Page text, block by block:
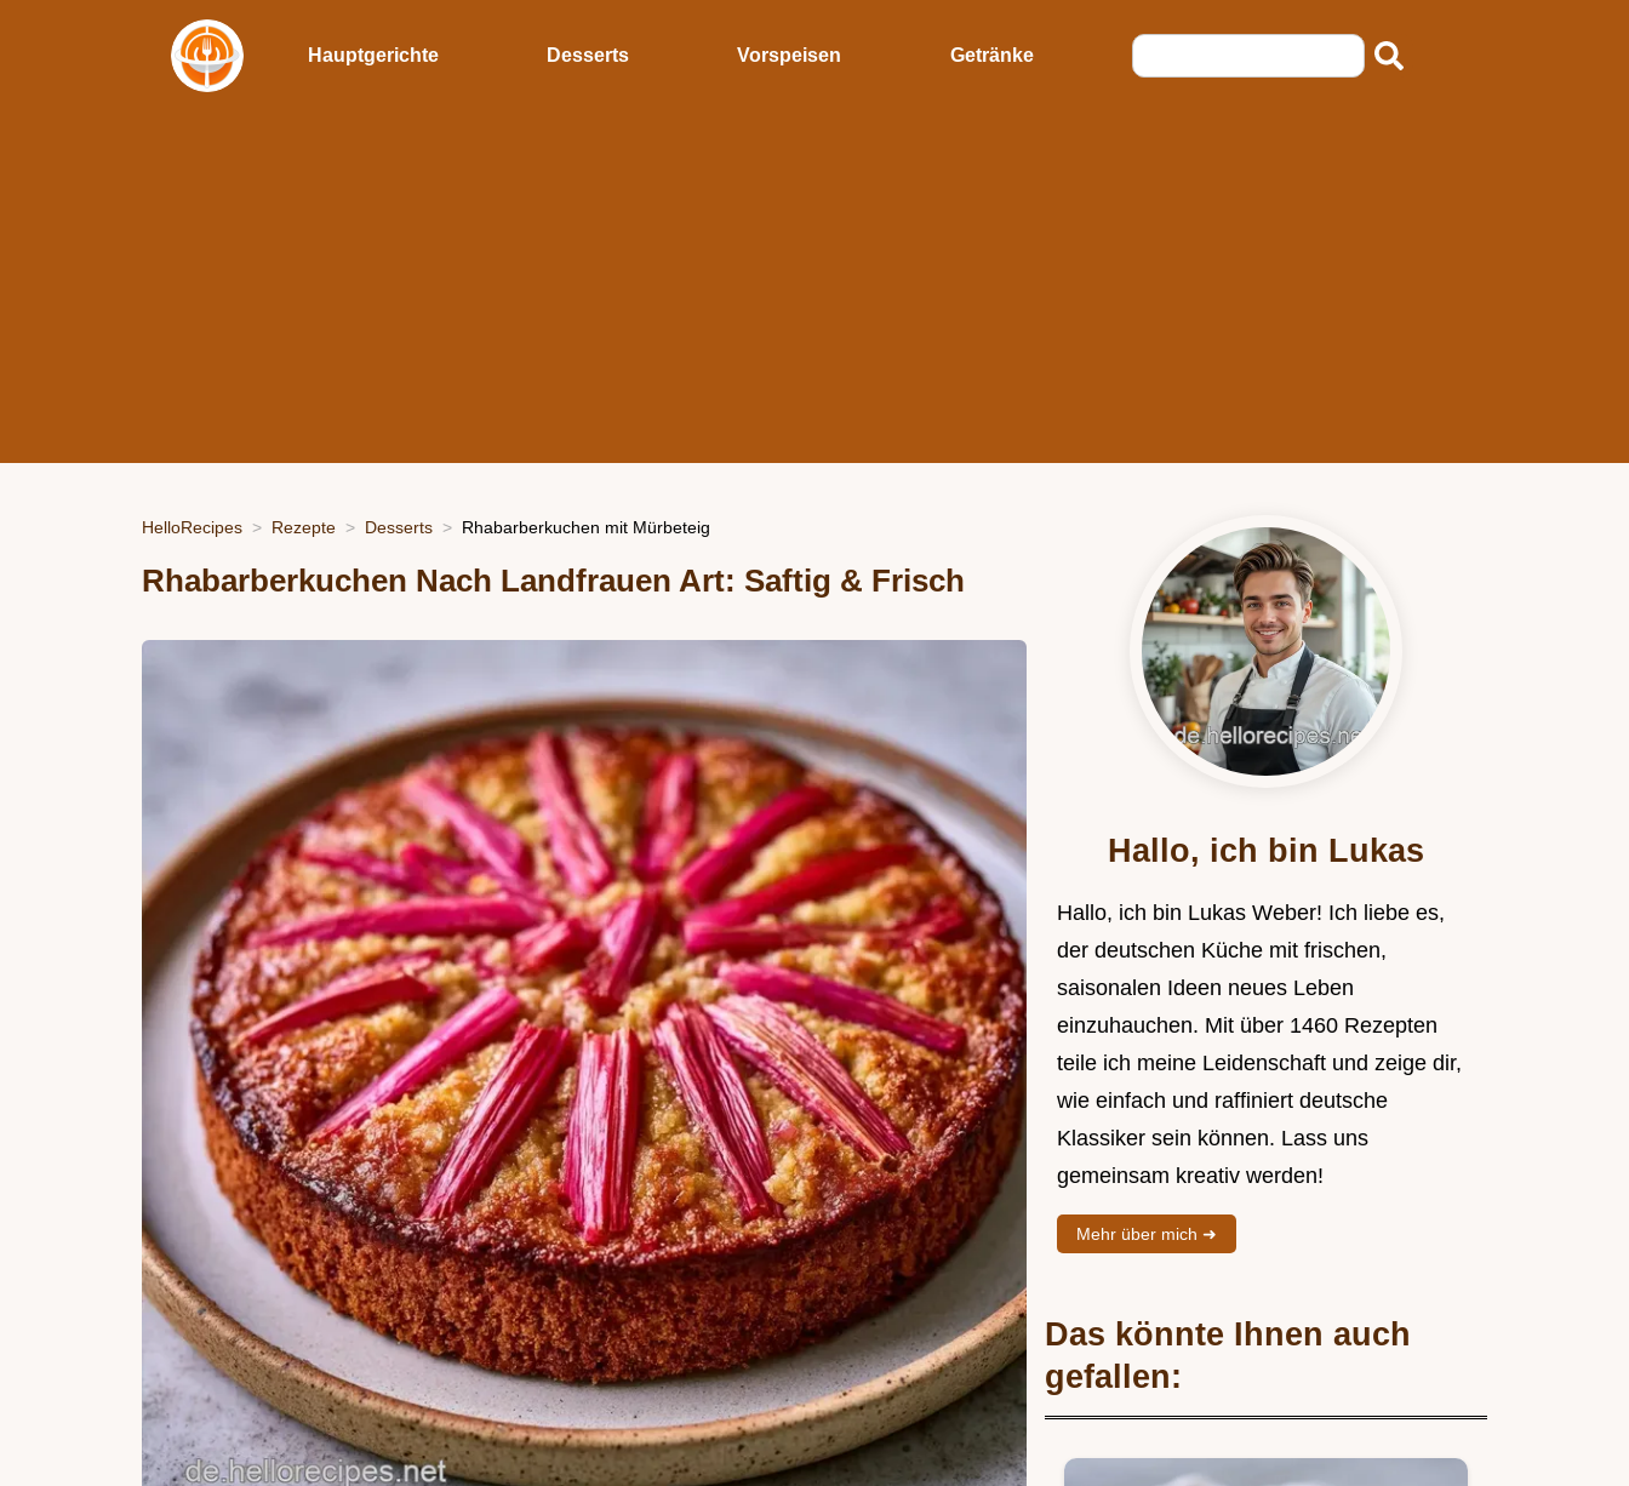
Hauptgerichte Desserts Vorspeisen Getränke
HelloRecipes Rezepte Desserts Rhabarberkuchen mit Mürbeteig
Rhabarberkuchen Nach Landfrauen Art: Saftig & Frisch
Hallo, ich bin Lukas
Hallo, ich bin Lukas Weber! Ich liebe es,
der deutschen Küche mit frischen,
saisonalen Ideen neues Leben
einzuhauchen. Mit über 1460 Rezepten
teile ich meine Leidenschaft und zeige dir,
wie einfach und raffiniert deutsche
Klassiker sein können. Lass uns
gemeinsam kreativ werden!
Mehr über mich ➜
Das könnte Ihnen auch
gefallen: